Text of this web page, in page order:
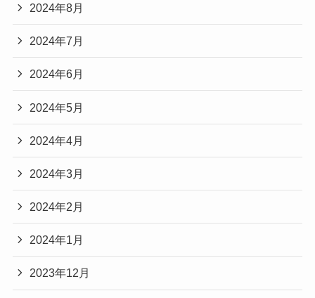
2024年8月
2024年7月
2024年6月
2024年5月
2024年4月
2024年3月
2024年2月
2024年1月
2023年12月